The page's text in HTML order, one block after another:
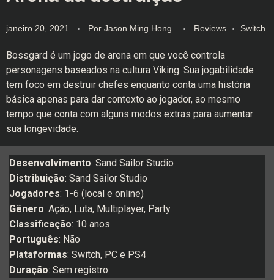
janeiro 20, 2021 Por Jason Ming Hong Reviews Switch
Bossgard é um jogo de arena em que você controla
personagens baseados na cultura Viking. Sua jogabilidade
tem foco em destruir chefes enquanto conta uma história
básica apenas para dar contexto ao jogador, ao mesmo
tempo que conta com alguns modos extras para aumentar
sua longevidade.
Desenvolvimento: Sand Sailor Studio
Distribuição: Sand Sailor Studio
Jogadores: 1-6 (local e online)
Gênero: Ação, Luta, Multiplayer, Party
Classificação: 10 anos
Português: Não
Plataformas: Switch, PC e PS4
Duração: Sem registro